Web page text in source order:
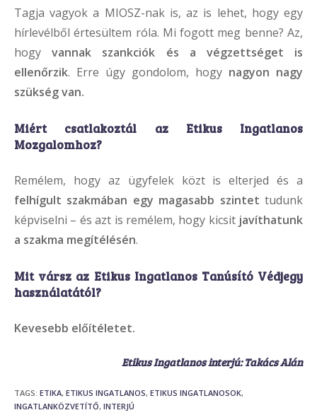
Tagja vagyok a MIOSZ-nak is, az is lehet, hogy egy
hírlevélből értesültem róla. Mi fogott meg benne? Az,
hogyvannak szankciók és a végzettséget is
ellenőrzik. Erre úgy gondolom, hogy nagyon nagy
szükség van.
Miért csatlakoztál az Etikus Ingatlanos
Mozgalomhoz?
Remélem, hogy az ügyfelek közt is elterjed és a
felhígult szakmában egy magasabb szintet tudunk
képviselni – és azt is remélem, hogy kicsit javíthatunk
a szakma megítélésén.
Mit vársz az Etikus Ingatlanos Tanúsító Védjegy
használatától?
Kevesebb előítéletet.
Etikus Ingatlanos interjú: Takács Alán
TAGS: ETIKA, ETIKUS INGATLANOS, ETIKUS INGATLANOSOK,
INGATLANKÖZVETÍTŐ, INTERJÚ